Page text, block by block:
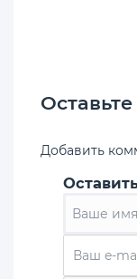
Добавить